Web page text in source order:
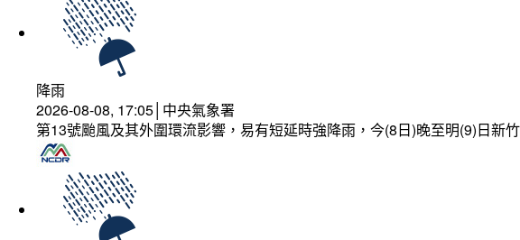
降雨
2026-08-08, 17:05│中央氣象署
第13號颱風及其外圍環流影響，易有短延時強降雨，今(8日)晚至明(9)日